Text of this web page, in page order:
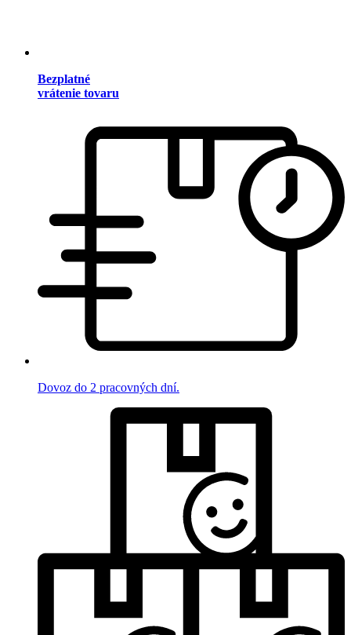
Bezplatné
vrátenie tovaru
Dovoz do 2 pracovných dní.